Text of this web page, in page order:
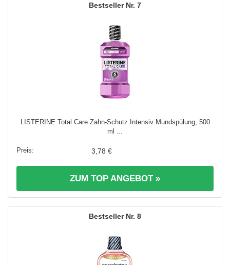
7
LISTERINE Total Care Zahn-Schutz Intensiv Mundspülung, 500
ml ...
3,78 €
ZUM TOP ANGEBOT »
8